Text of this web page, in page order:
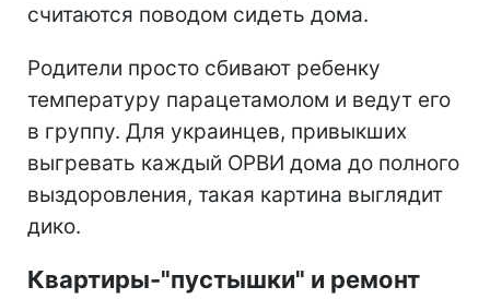
считаются поводом сидеть дома.
Родители просто сбивают ребенку
температуру парацетамолом и ведут его
в группу. Для украинцев, привыкших
выгревать каждый ОРВИ дома до полного
выздоровления, такая картина выглядит
дико.
Квартиры-"пустышки" и ремонт